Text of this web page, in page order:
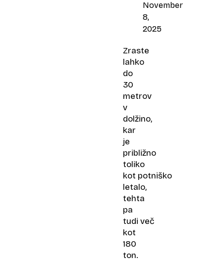
November
8,
2025
Zraste
lahko
do
30
metrov
v
dolžino,
kar
je
približno
toliko
kot potniško
letalo,
tehta
pa
tudi več
kot
180
ton.